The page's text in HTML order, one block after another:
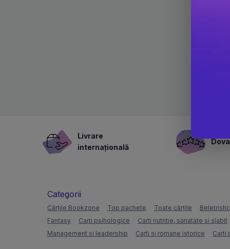
Livrare
internațională
Categorii
Cărțile Bookzone Top pachete Toate cărțile
Fantasy
Carti psihologice
Carti nutritie, sanatate si slabit
Management si leadership
Carti si romane istorice Carti